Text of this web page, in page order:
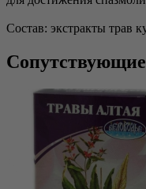
Состав: экстракты трав